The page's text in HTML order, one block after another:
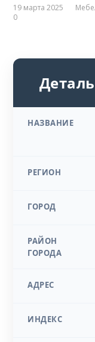
19 марта 2025
0
НАЗВАНИЕ
РЕГИОН
ГОРОД
РАЙОН
ГОРОДА
АДРЕС
ИНДЕКС